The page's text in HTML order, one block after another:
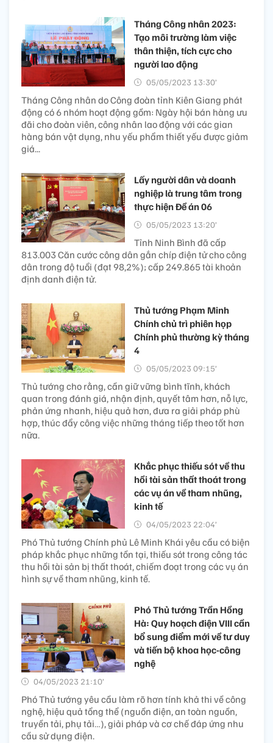
Tháng Công nhân 2023:
Tạo môi trường làm việc
thân thiện, tích cực cho
người lao động
05/05/2023 13:30’
Tháng Công nhân do Công đoàn tỉnh Kiên Giang phát
động có 6 nhóm hoạt động gồm: Ngày hội bán hàng ưu
đãi cho đoàn viên, công nhân lao động với các gian
hàng bán vật dụng, nhu yếu phẩm thiết yếu được giảm
giá...
Lấy người dân và doanh
nghiệp là trung tâm trong
thực hiện Đề án 06
05/05/2023 13:20’
Tỉnh Ninh Bình đã cấp
813.003 Căn cước công dân gắn chíp điện tử cho công
dân trong độ tuổi (đạt 98,2%); cấp 249.865 tài khoản
định danh điện tử.
Thủ tướng Phạm Minh
Chính chủ trì phiên họp
Chính phủ thường kỳ tháng
4
05/05/2023 09:15’
Thủ tướng cho rằng, cần giữ vững bình tĩnh, khách
quan trong đánh giá, nhận định, quyết tâm hơn, nỗ lực,
phản ứng nhanh, hiệu quả hơn, đưa ra giải pháp phù
hợp, thúc đẩy công việc những tháng tiếp theo tốt hơn
nữa.
Khắc phục thiếu sót về thu
hồi tài sản thất thoát trong
các vụ án về tham nhũng,
kinh tế
04/05/2023 22:04’
Phó Thủ tướng Chính phủ Lê Minh Khái yêu cầu có biện
pháp khắc phục những tồn tại, thiếu sót trong công tác
thu hồi tài sản bị thất thoát, chiếm đoạt trong các vụ án
hình sự về tham nhũng, kinh tế.
Phó Thủ tướng Trần Hồng
Hà: Quy hoạch điện VIII cần
bổ sung điểm mới về tư duy
và tiến bộ khoa học-công
nghệ
04/05/2023 21:10’
Phó Thủ tướng yêu cầu làm rõ hơn tính khả thi về công
nghệ, hiệu quả tổng thể (nguồn điện, an toàn nguồn,
truyền tải, phụ tải…), giải pháp và cơ chế đáp ứng nhu
cầu sử dụng điện.